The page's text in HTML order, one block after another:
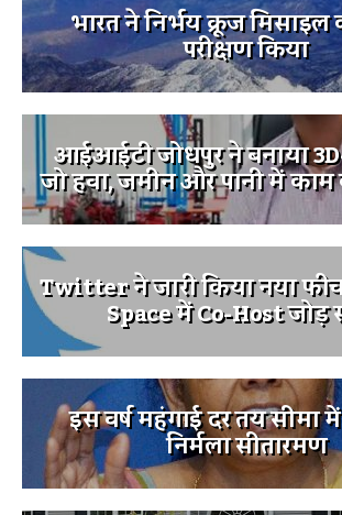
भारत ने निर्भय क्रूज
परीक्षण किया
आईआईटी जोधपुर ने बनाया 3D-
जो हवा, जमीन और पानी में
Twitter ने जारी किया नया
Space में Co-Host
इस वर्ष महंगाई दर तय सीमा
निर्मला सीतारमण